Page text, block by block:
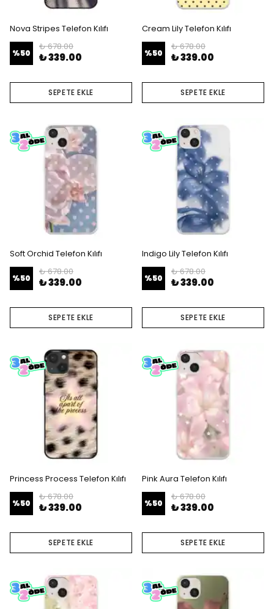
Nova Stripes Telefon Kılıfı
%50
₺ 678.00
₺ 339.00
SEPETE EKLE
Cream Lily Telefon Kılıfı
%50
₺ 678.00
₺ 339.00
SEPETE EKLE
Soft Orchid Telefon Kılıfı
%50
₺ 678.00
₺ 339.00
SEPETE EKLE
Indigo Lily Telefon Kılıfı
%50
₺ 678.00
₺ 339.00
SEPETE EKLE
Princess Process Telefon Kılıfı
%50
₺ 678.00
₺ 339.00
SEPETE EKLE
Pink Aura Telefon Kılıfı
%50
₺ 678.00
₺ 339.00
SEPETE EKLE